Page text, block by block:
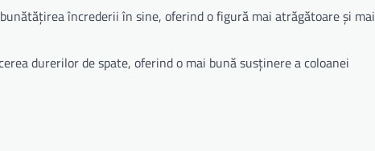
încrederii în sine, oferind o figură mai atrăgătoare și mai
durerilor de spate, oferind o mai bună susținere a coloanei